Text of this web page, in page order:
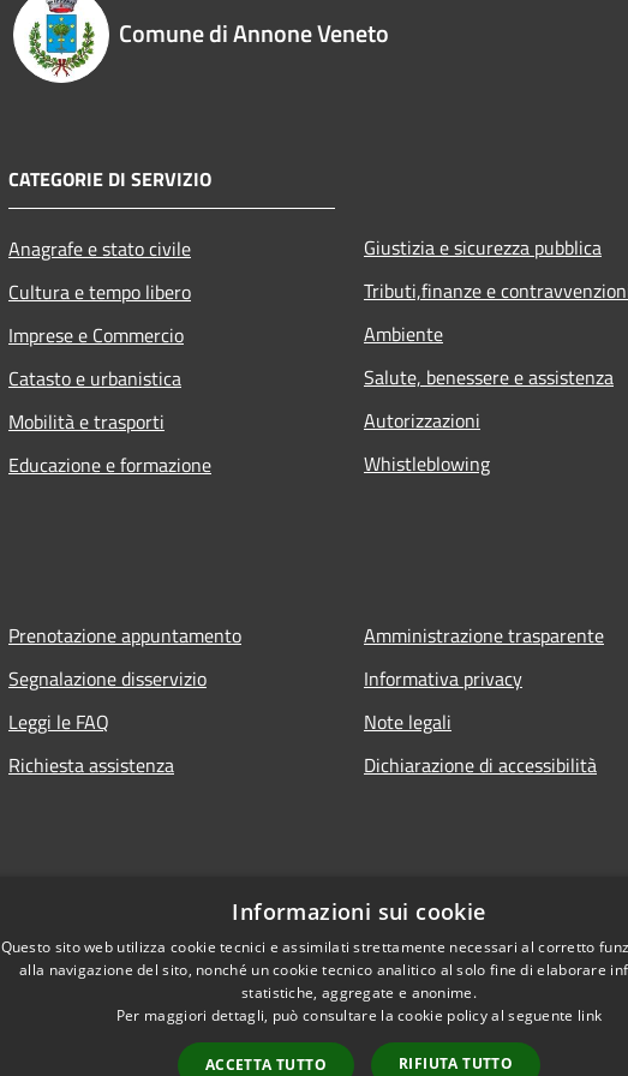
Comune di Annone Veneto
CATEGORIE DI SERVIZIO
Anagrafe e stato civile
Cultura e tempo libero
Imprese e Commercio
Catasto e urbanistica
Mobilità e trasporti
Educazione e formazione
Giustizia e sicurezza pubblica
Tributi,finanze e
Ambiente
Salute, benessere e assistenza
Autorizzazioni
Whistleblowing
Prenotazione appuntamento
Segnalazione disservizio
Leggi le FAQ
Richiesta assistenza
Amministrazione trasparente
Informativa privacy
Note legali
Dichiarazione di accessibilità
Copyright © 2020 •
Informazioni sui cookie
Questo sito web utilizza cookie tecnici e assimilati strettamente necessari al corretto
alla navigazione del sito, nonché un cookie tecnico analitico al solo fine di elaborare
statistiche, aggregate e anonime.
Per maggiori dettagli, può consultare la cookie policy al seguente link
ACCETTA TUTTO RIFIUTA TUTTO